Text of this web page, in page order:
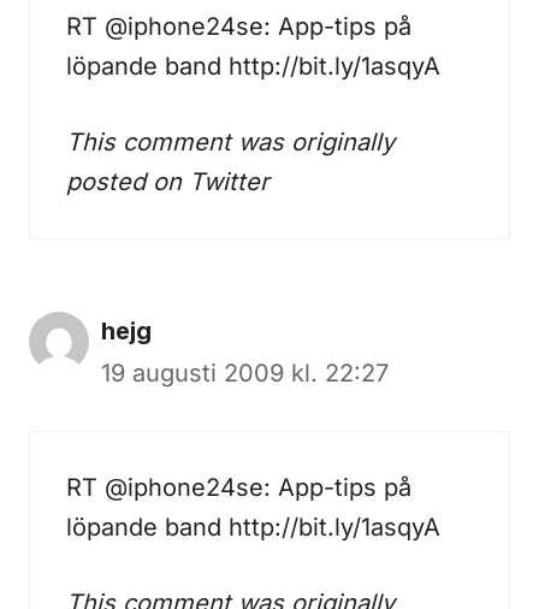
RT @iphone24se: App-tips på
löpande band http://bit.ly/1asqyA
This comment was originally
posted on Twitter
hejg
19 augusti 2009 kl. 22:27
RT @iphone24se: App-tips på
löpande band http://bit.ly/1asqyA
This comment was originally